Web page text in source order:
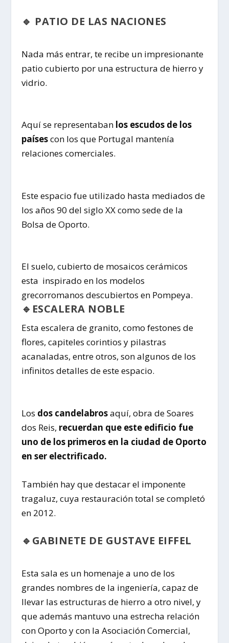
🔹 PATIO DE LAS NACIONES
Nada más entrar, te recibe un impresionante
patio cubierto por una estructura de hierro y
vidrio.
Aquí se representaban los escudos de los
paísescon los que Portugal mantenía
relaciones comerciales.
Este espacio fue utilizado hasta mediados de
los años 90 del siglo XX como sede de la
Bolsa de Oporto.
El suelo, cubierto de mosaicos cerámicos
esta inspirado en los modelos
grecorromanos descubiertos en Pompeya.
🔹ESCALERA NOBLE
Esta escalera de granito, como festones de
flores, capiteles corintios y pilastras
acanaladas, entre otros, son algunos de los
infinitos detalles de este espacio.
Los dos candelabrosaquí, obra de Soares
dos Reis, recuerdan que este edificio fue
uno de los primeros en la ciudad de Oporto
en ser electrificado.
También hay que destacar el imponente
tragaluz, cuya restauración total se completó
en 2012.
🔹GABINETE DE GUSTAVE EIFFEL
Esta sala es un homenaje a uno de los
grandes nombres de la ingeniería, capaz de
llevar las estructuras de hierro a otro nivel, y
que además mantuvo una estrecha relación
con Oporto y con la Asociación Comercial,